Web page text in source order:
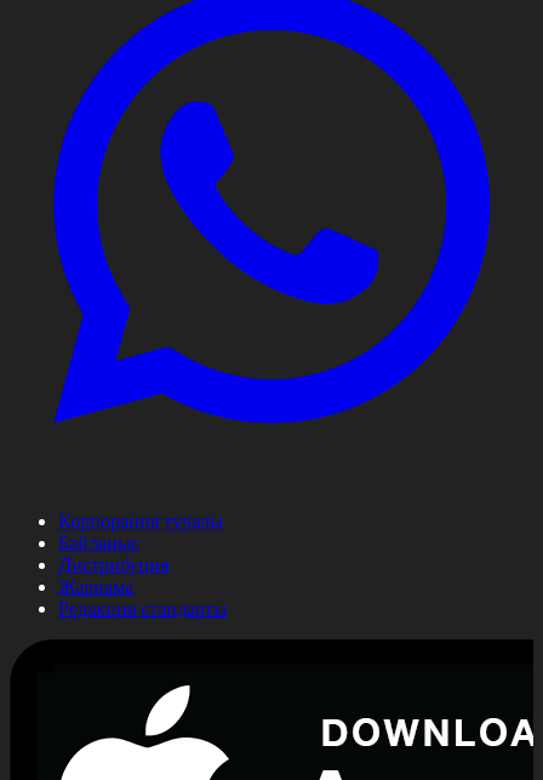
Корпорация туралы
Байланыс
Дистрибуция
Жарнама
Редакция стандарты